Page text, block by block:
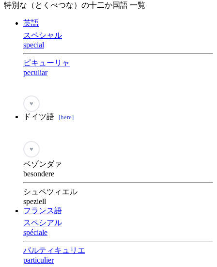
特別な（とくべつな）の十二か国語 一覧
英語
スペシャル
special
ピキューリャ
peculiar
♥
ドイツ語 [here]
♥
ベゾンダァ
besondere
シュペツィエル
speziell
フランス語
スペシアル
spéciale
パルティキュリエ
particulier